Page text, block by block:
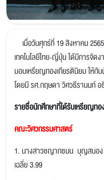
เมื่อวันศุกร์ที่ 19 สิงหาคม
เทคโนโลยีไทย-ญี่ปุ่น ได้มีการจัด
มอบเหรียญทองเกียรตินิยม ให้กั
โดยมี รศ.กฤษดา วิศวธีรานนท์
รายชื่อนักศึกษาที่ได้รับเหรียญทอ
คณะวิศวกรรมศาสตร์
1. นางสาวชญากชมน บุญสนอง
เฉลี่ย 3.99